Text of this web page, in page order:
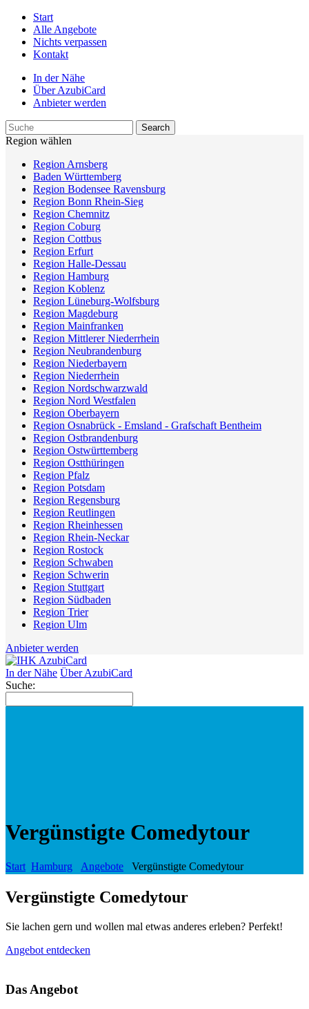
Start
Alle Angebote
Nichts verpassen
Kontakt
In der Nähe
Über AzubiCard
Anbieter werden
Region wählen
Region Arnsberg
Baden Württemberg
Region Bodensee Ravensburg
Region Bonn Rhein-Sieg
Region Chemnitz
Region Coburg
Region Cottbus
Region Erfurt
Region Halle-Dessau
Region Hamburg
Region Koblenz
Region Lüneburg-Wolfsburg
Region Magdeburg
Region Mainfranken
Region Mittlerer Niederrhein
Region Neubrandenburg
Region Niederbayern
Region Niederrhein
Region Nordschwarzwald
Region Nord Westfalen
Region Oberbayern
Region Osnabrück - Emsland - Grafschaft Bentheim
Region Ostbrandenburg
Region Ostwürttemberg
Region Ostthüringen
Region Pfalz
Region Potsdam
Region Regensburg
Region Reutlingen
Region Rheinhessen
Region Rhein-Neckar
Region Rostock
Region Schwaben
Region Schwerin
Region Stuttgart
Region Südbaden
Region Trier
Region Ulm
Anbieter werden
In der Nähe Über AzubiCard
Suche:
Vergünstigte Comedytour
Start Hamburg Angebote Vergünstigte Comedytour
Vergünstigte Comedytour
Sie lachen gern und wollen mal etwas anderes erleben? Perfekt!
Angebot entdecken
Das Angebot